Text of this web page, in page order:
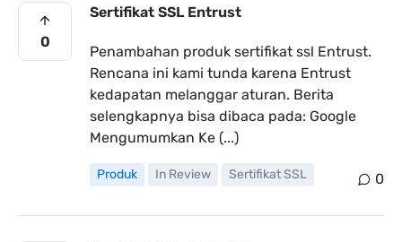
0
Sertifikat SSL Entrust
Penambahan produk sertifikat ssl Entrust.
Rencana ini kami tunda karena Entrust
kedapatan melanggar aturan. Berita
selengkapnya bisa dibaca pada: Google
Mengumumkan Ke (...)
Produk In Review Sertifikat SSL 0